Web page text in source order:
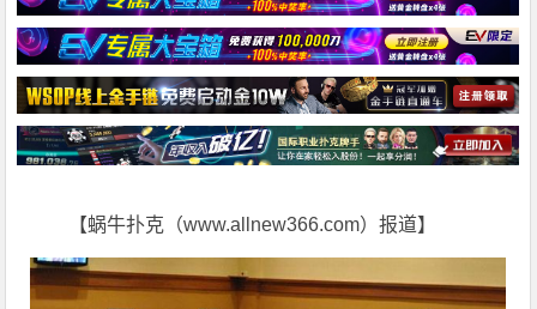
【蜗牛扑克（www.allnew366.com）报道】